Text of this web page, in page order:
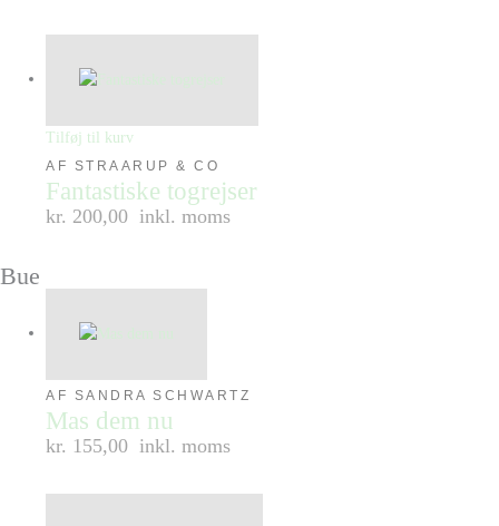
Tilføj til kurv
AF STRAARUP & CO
Fantastiske togrejser
kr. 200,00 inkl. moms
Bue
AF SANDRA SCHWARTZ
Mas dem nu
kr. 155,00 inkl. moms